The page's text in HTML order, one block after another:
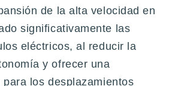
de la alta velocidad en
significativamente las
eléctricos, al reducir la
y ofrecer una
los desplazamientos